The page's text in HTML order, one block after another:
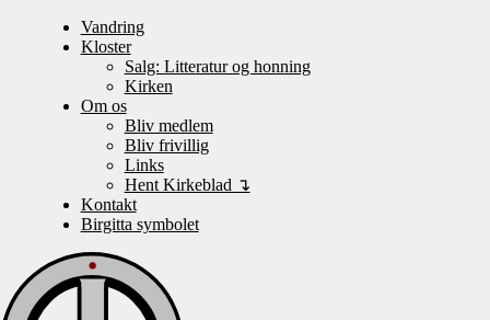
Vandring
Kloster
Salg: Litteratur og honning
Kirken
Om os
Bliv medlem
Bliv frivillig
Links
Hent Kirkeblad ↴
Kontakt
Birgitta symbolet